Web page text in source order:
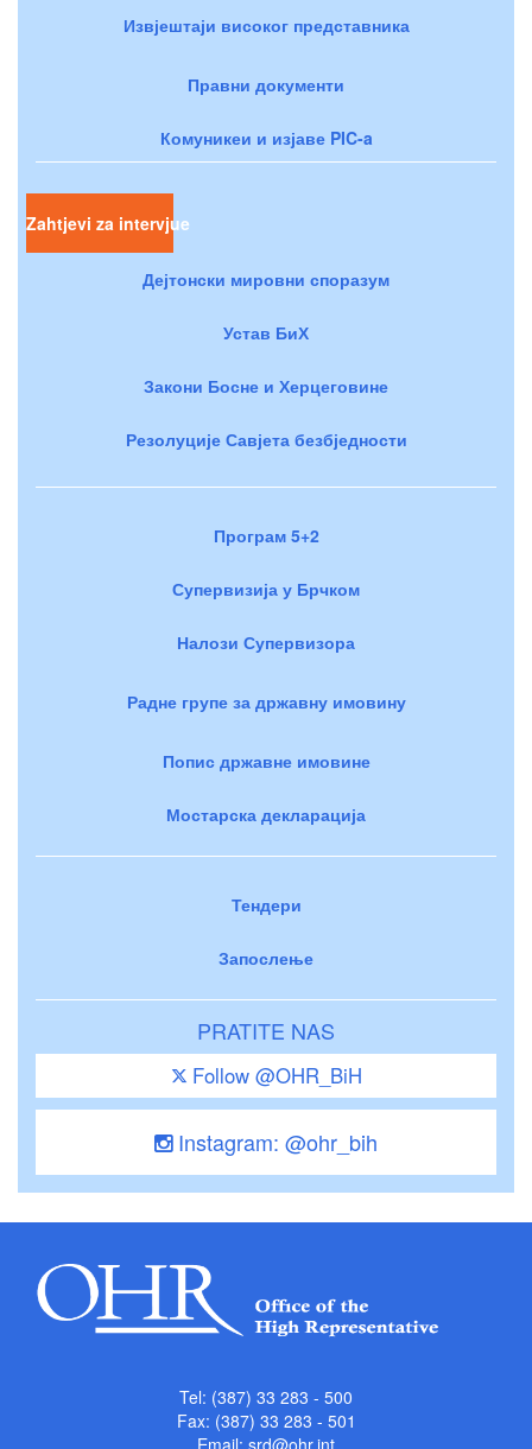
Извјештаји високог представника
Правни документи
Комуникеи и изјаве PIC-a
Zahtjevi za intervjue
Дејтонски мировни споразум
Устав БиХ
Закони Босне и Херцеговине
Резолуције Савјета безбједности
Програм 5+2
Супервизија у Брчком
Налози Супервизора
Радне групе за државну имовину
Попис државне имовине
Мостарска декларација
Тендери
Запослење
PRATITE NAS
Follow @OHR_BiH
Instagram: @ohr_bih
Tel: (387) 33 283 - 500
Fax: (387) 33 283 - 501